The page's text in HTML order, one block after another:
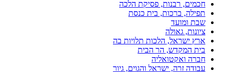
חכמים, רבנות, פסיקת הלכה
תפילה, ברכות, בית כנסת
שבת ומועד
ציונות, גאולה
ארץ ישראל, הלכות תלויות בה
בית המקדש, הר הבית
חברה ואקטואליה
עבודה זרה, ישראל והגוים, גיור